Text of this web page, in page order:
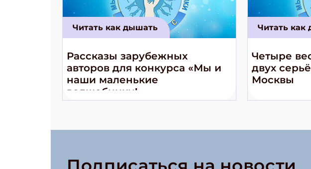
Читать как дышать
Рассказы зарубежных
авторов для конкурса «Мы и
наши маленькие
волшебники!»
Читать как
Четыре
двух
Москвы